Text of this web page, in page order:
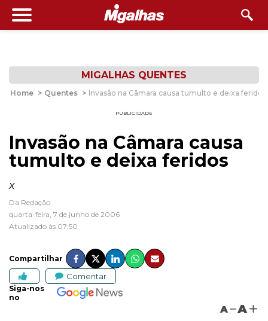
MIGALHAS QUENTES
Home > Quentes > Invasão na Câmara causa tumulto e deixa feridos
PUBLICIDADE
Invasão na Câmara causa
tumulto e deixa feridos
x
Da Redação
quarta-feira, 7 de junho de 2006
Atualizado às 07:50
Compartilhar
Comentar
Siga-nos
no
A A